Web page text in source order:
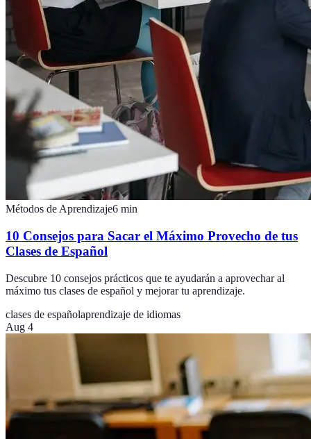
Métodos de Aprendizaje6 min
10 Consejos para Sacar el Máximo Provecho de tus
Clases de Español
Descubre 10 consejos prácticos que te ayudarán a aprovechar al
máximo tus clases de español y mejorar tu aprendizaje.
clases de españolaprendizaje de idiomas
Aug 4